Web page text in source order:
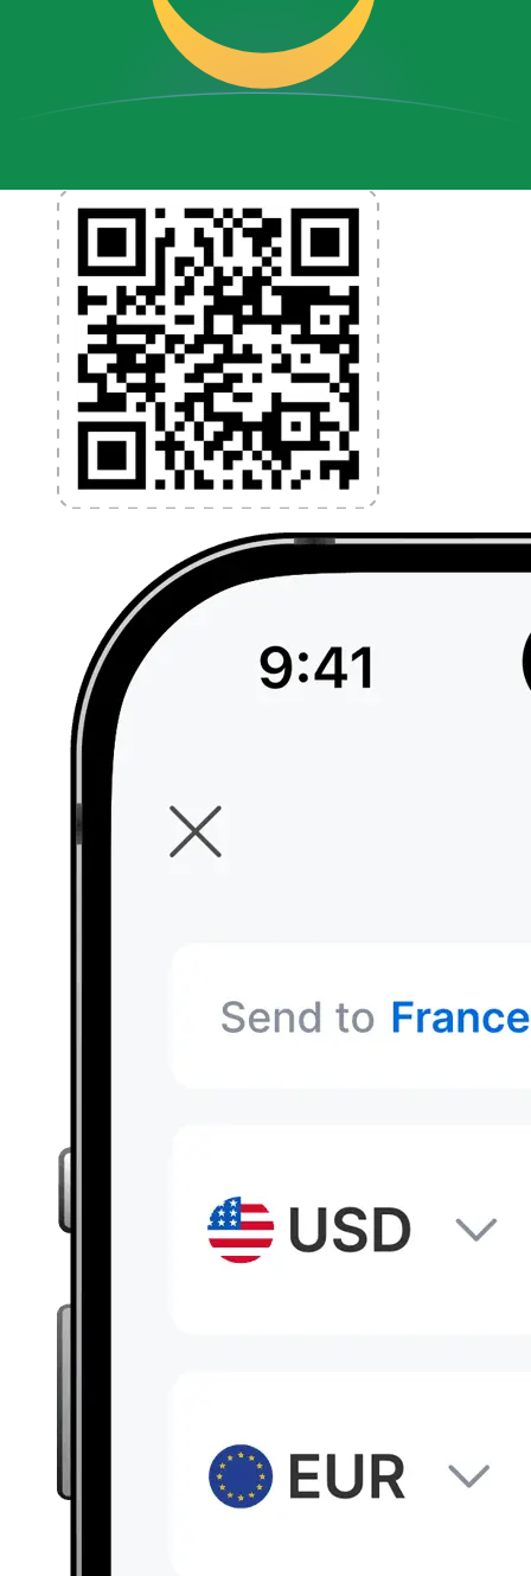
et la gestion de vos devises. Convertissez des devises,
programmez des alertes de taux et transférez de
l'argent à l'étranger sans frais cachés. Téléchargez
l'application dès aujourd'hui !